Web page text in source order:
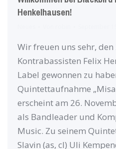
Henkelhausen!
Wir freuen uns sehr,
Kontrabassisten Felix
Label gewonnen zu
Quintettaufnahme
erscheint am 26.
als Bandleader und
Music. Zu seinem
Slavin (as, cl) Uli